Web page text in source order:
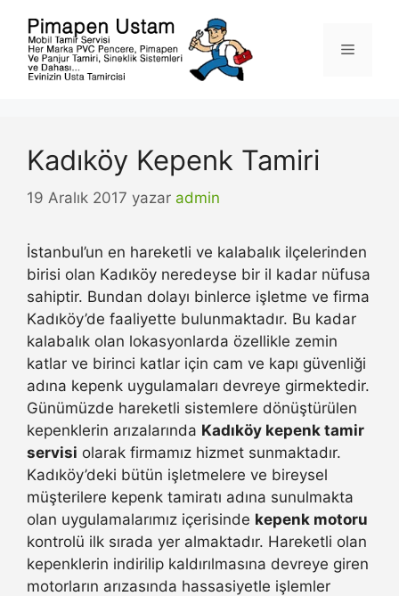
Menü
Kadıköy Kepenk Tamiri
19 Aralık 2017 yazar admin
İstanbul’un en hareketli ve kalabalık ilçelerinden
birisi olan Kadıköy neredeyse bir il kadar nüfusa
sahiptir. Bundan dolayı binlerce işletme ve firma
Kadıköy’de faaliyette bulunmaktadır. Bu kadar
kalabalık olan lokasyonlarda özellikle zemin
katlar ve birinci katlar için cam ve kapı güvenliği
adına kepenk uygulamaları devreye girmektedir.
Günümüzde hareketli sistemlere dönüştürülen
kepenklerin arızalarında Kadıköy kepenk tamir
servisi olarak firmamız hizmet sunmaktadır.
Kadıköy’deki bütün işletmelere ve bireysel
müşterilere kepenk tamiratı adına sunulmakta
olan uygulamalarımız içerisinde kepenk motoru
kontrolü ilk sırada yer almaktadır. Hareketli olan
kepenklerin indirilip kaldırılmasına devreye giren
motorların arızasında hassasiyetle işlemler